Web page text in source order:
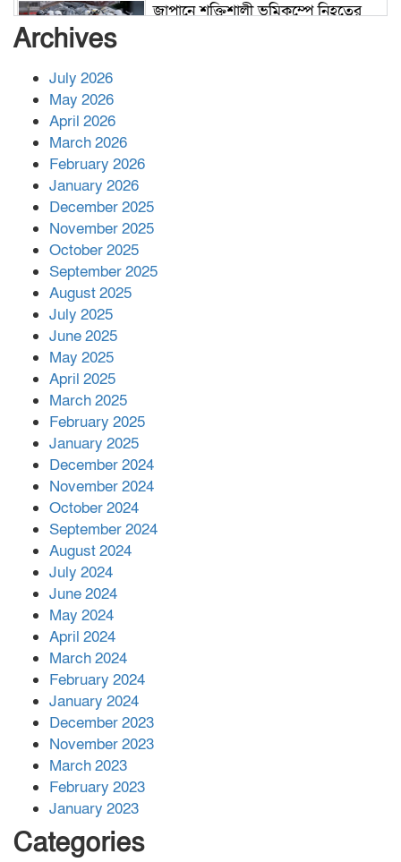
জাপানে শক্তিশালী ভূমিকম্পে নিহতের
পর ফোন তারেক রহমানের,গ্যাস সঙ্কট
সহায়তা দিলেন সাচিং প্রু জেরী
Archives
July 2026
May 2026
April 2026
March 2026
February 2026
January 2026
December 2025
November 2025
October 2025
September 2025
August 2025
July 2025
June 2025
May 2025
April 2025
March 2025
February 2025
January 2025
December 2024
November 2024
October 2024
September 2024
August 2024
July 2024
June 2024
May 2024
April 2024
March 2024
February 2024
January 2024
December 2023
November 2023
March 2023
February 2023
January 2023
Categories